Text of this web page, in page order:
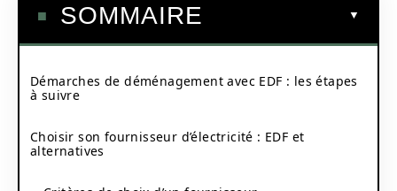
SOMMAIRE
Démarches de déménagement avec EDF : les étapes
à suivre
Choisir son fournisseur d’électricité : EDF et
alternatives